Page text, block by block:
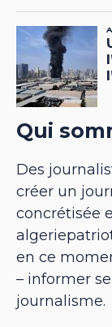
Qui
Des
créer un
concrétisée
en ce
– informer
journalisme.